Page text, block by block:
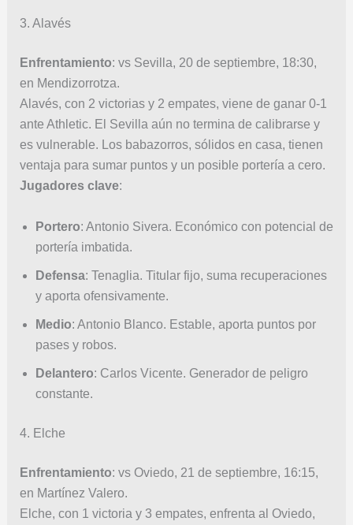
3. Alavés
Enfrentamiento: vs Sevilla, 20 de septiembre, 18:30,
en Mendizorrotza.
Alavés, con 2 victorias y 2 empates, viene de ganar 0-1
ante Athletic. El Sevilla aún no termina de calibrarse y
es vulnerable. Los babazorros, sólidos en casa, tienen
ventaja para sumar puntos y un posible portería a cero.
Jugadores clave:
Portero: Antonio Sivera. Económico con potencial de
portería imbatida.
Defensa: Tenaglia. Titular fijo, suma recuperaciones
y aporta ofensivamente.
Medio: Antonio Blanco. Estable, aporta puntos por
pases y robos.
Delantero: Carlos Vicente. Generador de peligro
constante.
4. Elche
Enfrentamiento: vs Oviedo, 21 de septiembre, 16:15,
en Martínez Valero.
Elche, con 1 victoria y 3 empates, enfrenta al Oviedo,